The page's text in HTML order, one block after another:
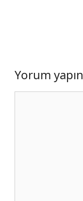
Yorum yapın